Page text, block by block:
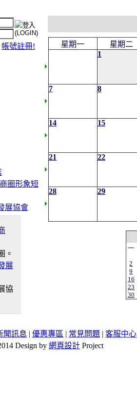
帳號註冊!
。
協
星期一
星期二
1
7 8
14 15
21 22
28 29
一
2
9
16
23
30
聞訊息 | 優惠專區 | 常見問題 | 客服中心
Design by 網頁設計 Project